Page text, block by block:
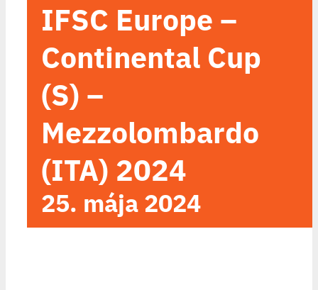
IFSC Europe –
Continental Cup
(S) –
Mezzolombardo
(ITA) 2024
25. mája 2024